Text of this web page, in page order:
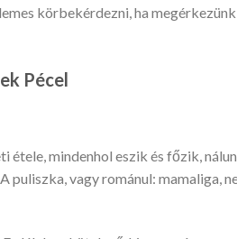
körbekérdezni, ha
Pécel
étele, mindenhol eszik és főzik,
puliszka, vagy románul: mamaliga,